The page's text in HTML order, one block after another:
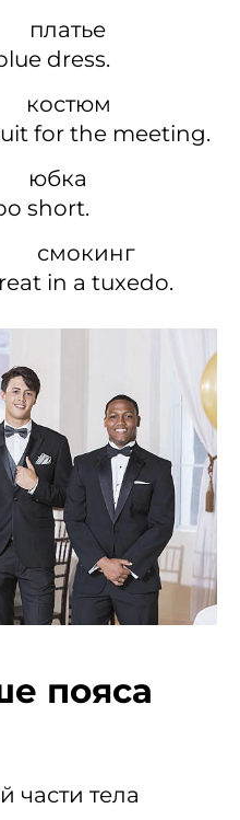
dress.
the meeting.
short.
a tuxedo.
пояса
части тела